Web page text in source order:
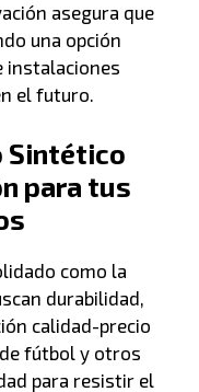
asegura que
una opción
instalaciones
el futuro.
Sintético
para tus
como la
durabilidad,
calidad-precio
fútbol y otros
para resistir el